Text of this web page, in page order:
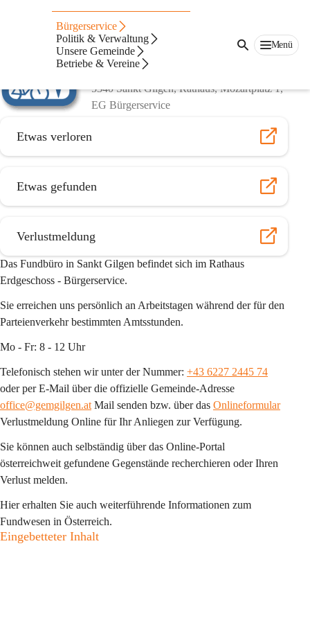
Bürgerservice
Politik & Verwaltung
Unsere Gemeinde
Betriebe & Vereine
Menü
Fundamt
Fundamt Sankt Gilgen - Serviceleistung für
den Fall der Fälle
5340 Sankt Gilgen, Rathaus, Mozartplatz 1,
EG Bürgerservice
Etwas verloren
Etwas gefunden
Verlustmeldung
Das Fundbüro in Sankt Gilgen befindet sich im Rathaus
Erdgeschoss - Bürgerservice.
Sie erreichen uns persönlich an Arbeitstagen während der für den
Parteienverkehr bestimmten Amtsstunden.
Mo - Fr: 8 - 12 Uhr
Telefonisch stehen wir unter der Nummer: +43 6227 2445 74
oder per E-Mail über die offizielle Gemeinde-Adresse
office@gemgilgen.at Mail senden bzw. über das Onlineformular
Verlustmeldung Online für Ihr Anliegen zur Verfügung.
Sie können auch selbständig über das Online-Portal
österreichweit gefundene Gegenstände recherchieren oder Ihren
Verlust melden.
Hier erhalten Sie auch weiterführende Informationen zum
Fundwesen in Österreich.
Eingebetteter Inhalt